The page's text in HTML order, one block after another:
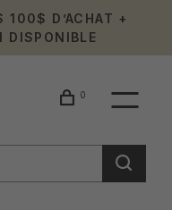
100$ D’ACHAT +
DISPONIBLE
0